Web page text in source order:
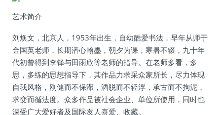
艺术简介
刘焕文，北京人，1953年出生，自幼酷爱书法，早年从师于
金国英老师，长期潜心翰墨，朝夕为课，寒暑不辍，九十年
代初曾得到李铎与田雨欣等老师的指导。在老师多看，多
思，多练的思想指导下，其作品力求采众家所长，尽力体现
自我风格，刚健而不保滞，洒脱而不轻浮，承古而不拘泥，
求变而循法度。众多作品被社会企业、单位所使用，同时也
深受广大爱好者及国际友人喜爱、收藏。